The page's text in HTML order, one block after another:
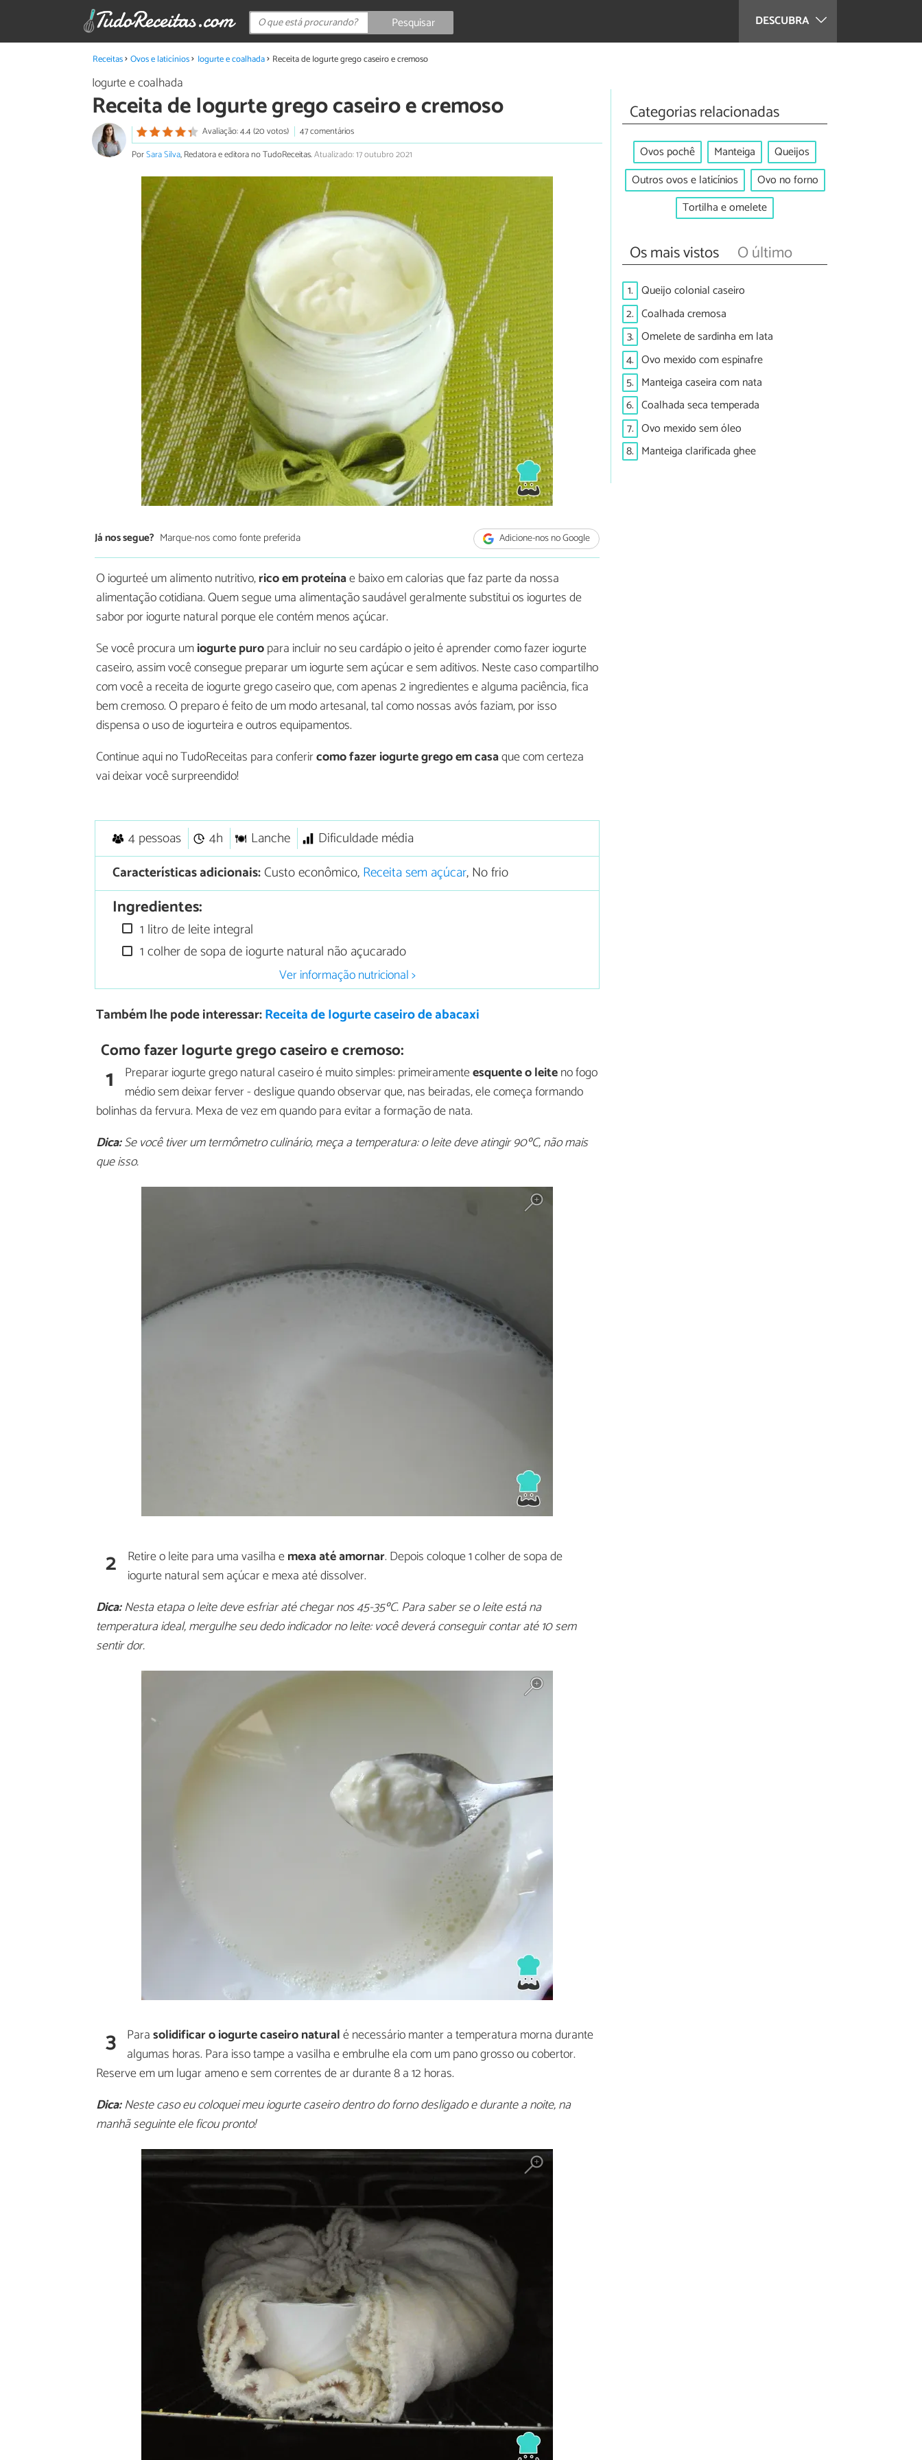
DESCUBRA
Pesquisar
Receitas Ovos e laticínios Iogurte e coalhada Receita de Iogurte grego caseiro e cremoso
Iogurte e coalhada
Receita de Iogurte grego caseiro e cremoso
Avaliação: 4.4 (20 votos)
47 comentários
PorSara Silva, Redatora e editora no TudoReceitas.Atualizado: 17 outubro 2021
Já nos segue? Marque-nos como fonte preferida Adicione-nos no Google
O iogurteé um alimento nutritivo,rico em proteínae baixo em calorias que faz parte da nossa
alimentação cotidiana. Quem segue uma alimentação saudável geralmente substitui os iogurtes de
sabor por iogurte natural porque ele contém menos açúcar.
Se você procura umiogurte puropara incluir no seu cardápio o jeito é aprender como fazer iogurte
caseiro, assim você consegue preparar um iogurte sem açúcar e sem aditivos. Neste caso compartilho
com você a receita de iogurte grego caseiro que, com apenas 2 ingredientes e alguma paciência, fica
bem cremoso. O preparo é feito de um modo artesanal, tal como nossas avós faziam, por isso
dispensa o uso de iogurteira e outros equipamentos.
Continue aqui no TudoReceitas para conferircomo fazer iogurte grego em casaque com certeza
vai deixar você surpreendido!
4 pessoas 4h Lanche
Dificuldade média
Características adicionais:Custo econômico,Receita sem açúcar, No frio
Ingredientes:
1 litro de leite integral
1 colher de sopa de iogurte natural não açucarado
Ver informação nutricional >
Também lhe pode interessar:Receita de Iogurte caseiro de abacaxi
Como fazer Iogurte grego caseiro e cremoso:
1 Preparar iogurte grego natural caseiro é muito simples: primeiramenteesquente o leiteno fogo
médio sem deixar ferver - desligue quando observar que, nas beiradas, ele começa formando
bolinhas da fervura. Mexa de vez em quando para evitar a formação de nata.
Dica:Se você tiver um termômetro culinário, meça a temperatura: o leite deve atingir 90ºC, não mais
que isso.
2 Retire o leite para uma vasilha emexa até amornar. Depois coloque 1 colher de sopa de
iogurte natural sem açúcar e mexa até dissolver.
Dica:Nesta etapa o leite deve esfriar até chegar nos 45-35ºC. Para saber se o leite está na
temperatura ideal, mergulhe seu dedo indicador no leite: você deverá conseguir contar até 10 sem
sentir dor.
3 Parasolidificar o iogurte caseiro naturalé necessário manter a temperatura morna durante
algumas horas. Para isso tampe a vasilha e embrulhe ela com um pano grosso ou cobertor.
Reserve em um lugar ameno e sem correntes de ar durante 8 a 12 horas.
Dica:Neste caso eu coloquei meu iogurte caseiro dentro do forno desligado e durante a noite, na
manhã seguinte ele ficou pronto!
Categorias relacionadas
Ovos pochê Manteiga
Queijos
Outros ovos e laticínios
Ovo no forno
Tortilha e omelete
Os mais vistos O último
1. Queijo colonial caseiro
2. Coalhada cremosa
3. Omelete de sardinha em lata
4. Ovo mexido com espinafre
5. Manteiga caseira com nata
6. Coalhada seca temperada
7. Ovo mexido sem óleo
8. Manteiga clarificada ghee